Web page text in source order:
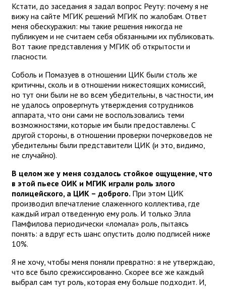
Кстати, до заседания я задал вопрос Реуту: почему я не
вижу на сайте МГИК решений МГИК по жалобам. Ответ
меня обескуражил: мы такие решения никогда не
публикуем и не считаем себя обязанными их публиковать.
Вот такие представления у МГИК об открытости и
гласности.
Соболь и Помазуев в отношении ЦИК были столь же
критичны, сколь и в отношении нижестоящих комиссий,
но тут они были не во всем убедительны, в частности, им
не удалось опровергнуть утверждения сотрудников
аппарата, что они сами не воспользовались теми
возможностями, которые им были предоставлены. С
другой стороны, в отношении проверки почерковедов не
убедительны были представители ЦИК (и это, видимо,
не случайно).
В целом же у меня создалось стойкое ощущение, что
в этой пьесе ОИК и МГИК играли роль злого
полицейского, а ЦИК – доброго. При этом ЦИК
производил впечатление слаженного коллектива, где
каждый играл отведенную ему роль. И только Элла
Памфилова периодически «ломала» роль, пытаясь
понять: а вдруг есть шанс опустить долю подписей ниже
10%.
Я не хочу, чтобы меня поняли превратно: я не утверждаю,
что все было срежиссированно. Скорее все же каждый
выбрал сам тут роль, которая ему больше подходит. И,